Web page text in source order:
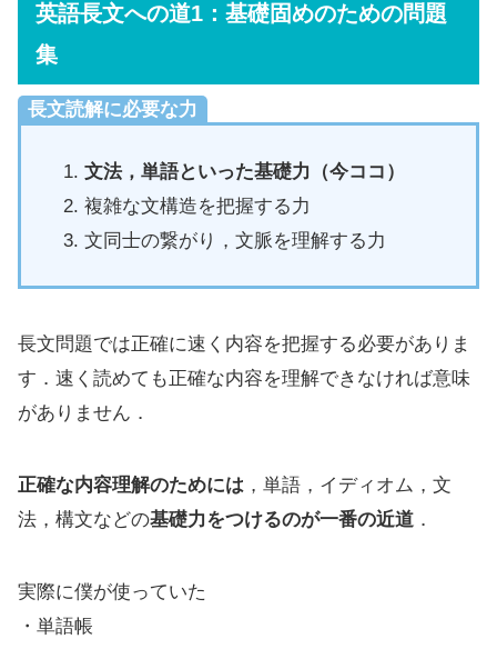
英語長文への道1：基礎固めのための問題
集
長文読解に必要な力
文法，単語といった基礎力（今ココ）
複雑な文構造を把握する力
文同士の繋がり，文脈を理解する力
長文問題では正確に速く内容を把握する必要がありま
す．速く読めても正確な内容を理解できなければ意味
がありません．
正確な内容理解のためには ，単語，イディオム，文
法，構文などの基礎力をつけるのが一番の近道 ．
実際に僕が使っていた
・単語帳